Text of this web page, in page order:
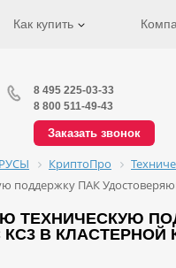
Как купить
8 495 225-03-33
8 800 511-49-43
Заказать звонок
КриптоПро
поддержку ПАК
ТЕХНИЧЕСКУЮ
В